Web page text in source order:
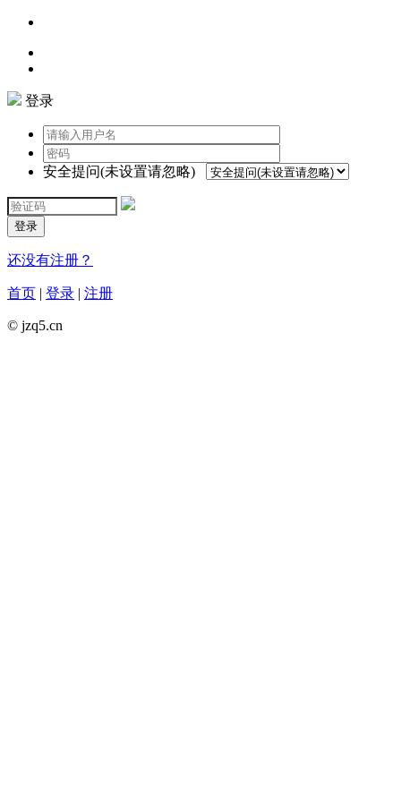
登录
安全提问(未设置请忽略)
登录
还没有注册？
首页 | 登录 | 注册
© jzq5.cn